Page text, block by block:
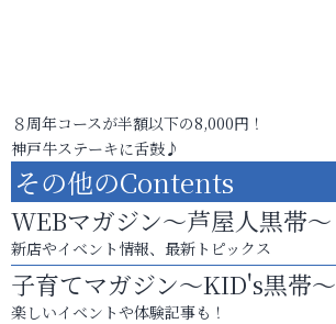
８周年コースが半額以下の8,000円！
神戸牛ステーキに舌鼓♪
その他のContents
WEBマガジン～芦屋人黒帯～
新店やイベント情報、最新トピックス
子育てマガジン～KID's黒帯～
楽しいイベントや体験記事も！